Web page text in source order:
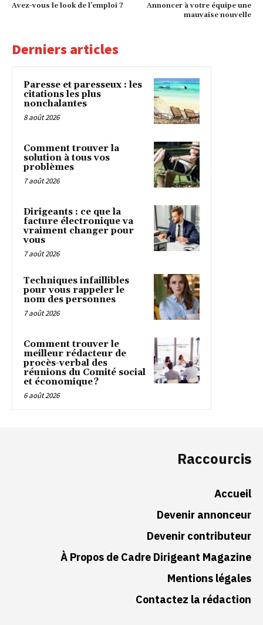
Avez-vous le look de l’emploi ?
Annoncer à votre équipe une
mauvaise nouvelle
Derniers articles
Paresse et paresseux : les
citations les plus
nonchalantes
8 août 2026
Comment trouver la
solution à tous vos
problèmes
7 août 2026
Dirigeants : ce que la
facture électronique va
vraiment changer pour
vous
7 août 2026
Techniques infaillibles
pour vous rappeler le
nom des personnes
7 août 2026
Comment trouver le
meilleur rédacteur de
procès-verbal des
réunions du Comité social
et économique ?
6 août 2026
Raccourcis
Accueil
Devenir annonceur
Devenir contributeur
À Propos de Cadre Dirigeant Magazine
Mentions légales
Contactez la rédaction